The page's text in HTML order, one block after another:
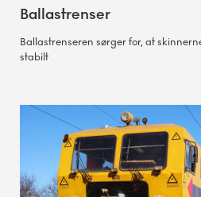
Ballastrenser
Ballastrenseren sørger for, at
stabilt